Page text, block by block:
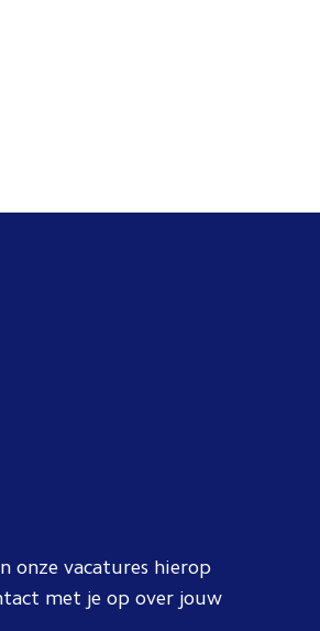
onze vacatures hierop
met je op over jouw